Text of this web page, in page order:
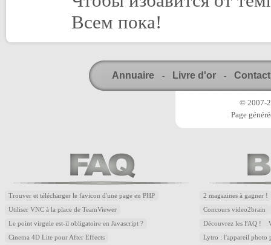
Всем пока!
Annuaire - Livre d'or - Contact
© 2007-
Page
Trouver et télécharger le favicon d'une page en PHP
Utiliser VNC à la place de TeamViewer
Le point virgule est-il obligatoire en Javascript ?
Cinema 4D Lite pour After Effects
2 magazines à gagner !
Concours video2brain
Découvrez les FAQ !
Lytro : l'appareil photo